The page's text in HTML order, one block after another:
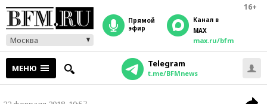
16+
Москва
прямой
эфир
Канал в
MAX
max.ru/bfm
МЕНЮ Telegram
t.me/BFMnews